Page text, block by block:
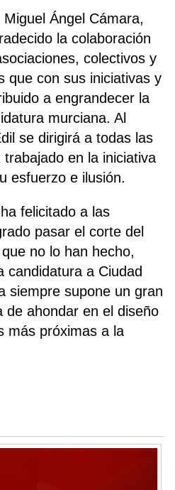
Ángel Cámara,
la colaboración
colectivos y
que con sus iniciativas y
a engrandecer la
murciana. Al
se dirigirá a todas las
en la iniciativa
esfuerzo e ilusión.
felicitado a las
pasar el corte del
no lo han hecho,
candidatura a Ciudad
siempre supone un gran
de ahondar en el diseño
más próximas a la